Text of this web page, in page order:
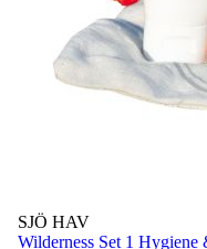
SJÖ HAV
Wilderness Set 1 Hygiene